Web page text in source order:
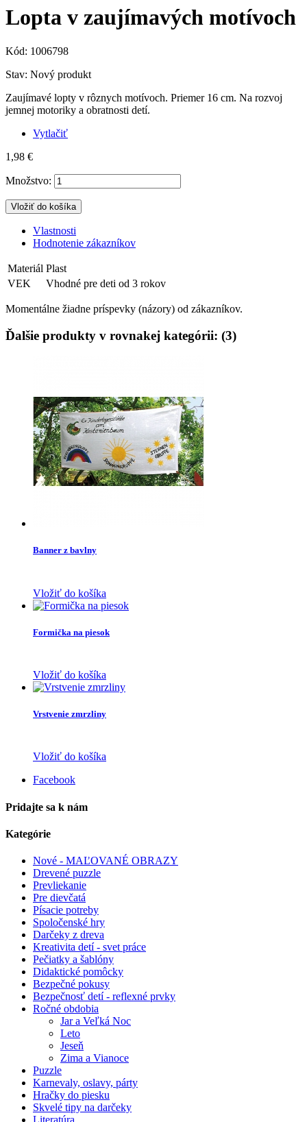
Lopta v zaujímavých motívoch
Kód: 1006798
Stav: Nový produkt
Zaujímavé lopty v rôznych motívoch. Priemer 16 cm. Na rozvoj
jemnej motoriky a obratnosti detí.
Vytlačiť
1,98 €
Množstvo:
Vložiť do košíka
Vlastnosti
Hodnotenie zákazníkov
Materiál Plast
VEK
Vhodné pre deti od 3 rokov
Momentálne žiadne príspevky (názory) od zákazníkov.
Ďalšie produkty v rovnakej kategórii: (3)
Banner z bavlny
Vložiť do košíka
Formička na piesok
Vložiť do košíka
Vrstvenie zmrzliny
Vložiť do košíka
Facebook
Pridajte sa k nám
Kategórie
Nové - MAĽOVANÉ OBRAZY
Drevené puzzle
Prevliekanie
Pre dievčatá
Písacie potreby
Spoločenské hry
Darčeky z dreva
Kreativita detí - svet práce
Pečiatky a šablóny
Didaktické pomôcky
Bezpečné pokusy
Bezpečnosť detí - reflexné prvky
Ročné obdobia
Jar a Veľká Noc
Leto
Jeseň
Zima a Vianoce
Puzzle
Karnevaly, oslavy, párty
Hračky do piesku
Skvelé tipy na darčeky